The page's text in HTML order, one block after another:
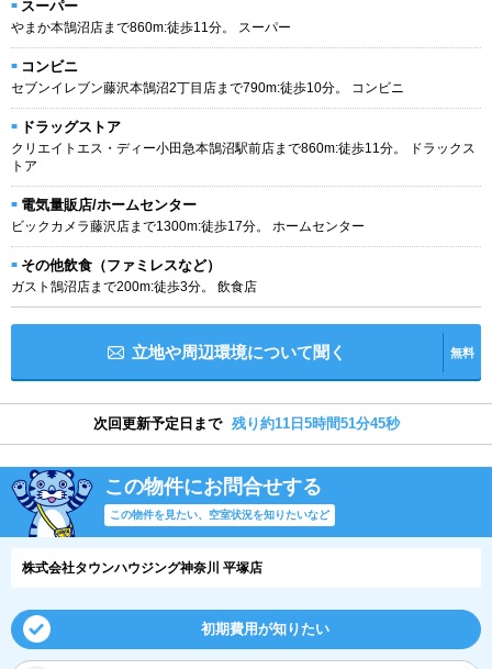
スーパー
やまか本鵠沼店まで860m:徒歩11分。 スーパー
コンビニ
セブンイレブン藤沢本鵠沼2丁目店まで790m:徒歩10分。 コンビニ
ドラッグストア
クリエイトエス・ディー小田急本鵠沼駅前店まで860m:徒歩11分。 ドラックス
トア
電気量販店/ホームセンター
ビックカメラ藤沢店まで1300m:徒歩17分。 ホームセンター
その他飲食（ファミレスなど）
ガスト鵠沼店まで200m:徒歩3分。 飲食店
立地や周辺環境について聞く 無料
次回更新予定日まで 残り約11日5時間51分44秒
この物件にお問合せする
この物件を見たい、空室状況を知りたいなど
株式会社タウンハウジング神奈川 平塚店
初期費用が知りたい